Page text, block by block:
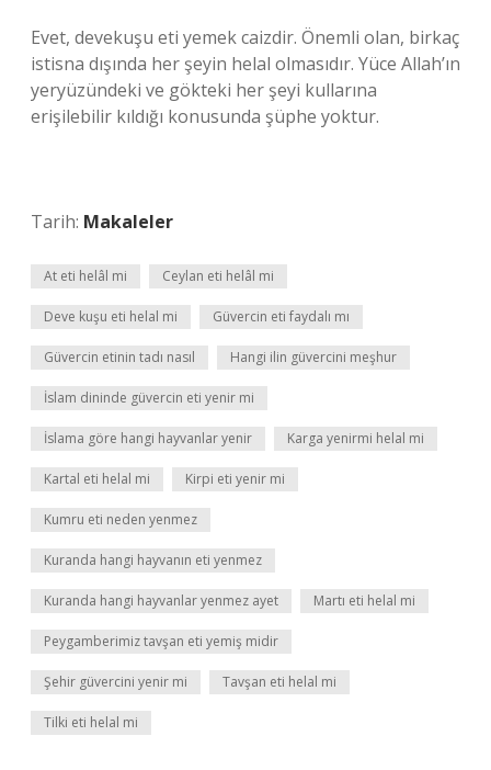
Evet, devekuşu eti yemek caizdir. Önemli olan, birkaç
istisna dışında her şeyin helal olmasıdır. Yüce Allah’ın
yeryüzündeki ve gökteki her şeyi kullarına
erişilebilir kıldığı konusunda şüphe yoktur.
Tarih: Makaleler
At eti helâl mi Ceylan eti helâl mi
Deve kuşu eti helal mi Güvercin eti faydalı mı
Güvercin etinin tadı nasıl Hangi ilin güvercini meşhur
İslam dininde güvercin eti yenir mi
İslama göre hangi hayvanlar yenir Karga yenirmi helal mi
Kartal eti helal mi Kirpi eti yenir mi
Kumru eti neden yenmez
Kuranda hangi hayvanın eti yenmez
Kuranda hangi hayvanlar yenmez ayet Martı eti helal mi
Peygamberimiz tavşan eti yemiş midir
Şehir güvercini yenir mi Tavşan eti helal mi
Tilki eti helal mi